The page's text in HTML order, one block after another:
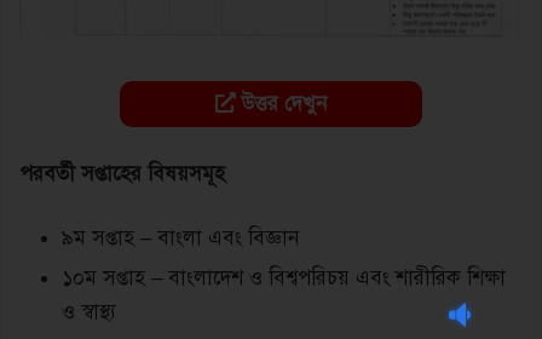
উত্তর দেখুন
পরবর্তী সপ্তাহের বিষয়সমূহ
৯ম সপ্তাহ – বাংলা এবং বিজ্ঞান
১০ম সপ্তাহ – বাংলাদেশ ও বিশ্বপরিচয় এবং শারীরিক শিক্ষা
ও স্বাস্থ্য